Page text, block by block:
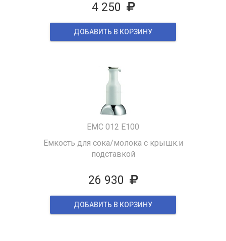
4 250
ДОБАВИТЬ В КОРЗИНУ
EMC 012 E100
Емкость для сока/молока с крышк.и
подставкой
26 930
ДОБАВИТЬ В КОРЗИНУ